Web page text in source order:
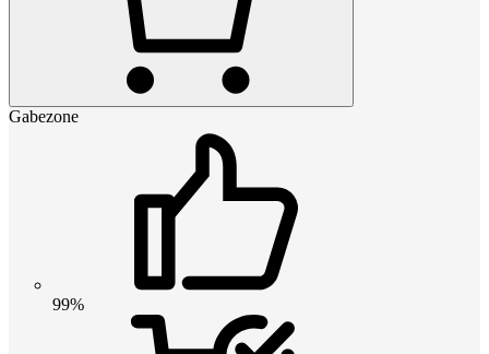
Gabezone
99%